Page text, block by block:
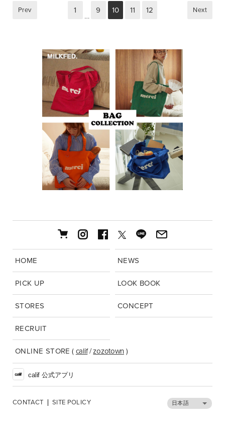
Prev 1
…
9 10 11 12 Next
HOME NEWS
PICK UP LOOK BOOK
STORES CONCEPT
RECRUIT
ONLINE STORE ( calif/zozotown )
calif 公式アプリ
CONTACT SITE POLICY 日本語